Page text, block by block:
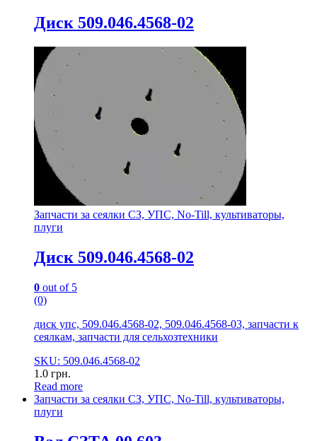
Диск 509.046.4568-02
Запчасти за сеялки СЗ, УПС, No-Till, культиваторы,
плуги
Диск 509.046.4568-02
0 out of 5
(0)
диск упс, 509.046.4568-02, 509.046.4568-03, запчасти к
сеялкам, запчасти для сельхозтехники
SKU: 509.046.4568-02
1.0 грн.
Read more
Запчасти за сеялки СЗ, УПС, No-Till, культиваторы,
плуги